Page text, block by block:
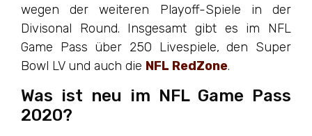
wegen der weiteren Playoff-Spiele in der
Divisonal Round. Insgesamt gibt es im NFL
Game Pass über 250 Livespiele, den Super
Bowl LV und auch die NFL RedZone.
Was ist neu im NFL Game Pass
2020?